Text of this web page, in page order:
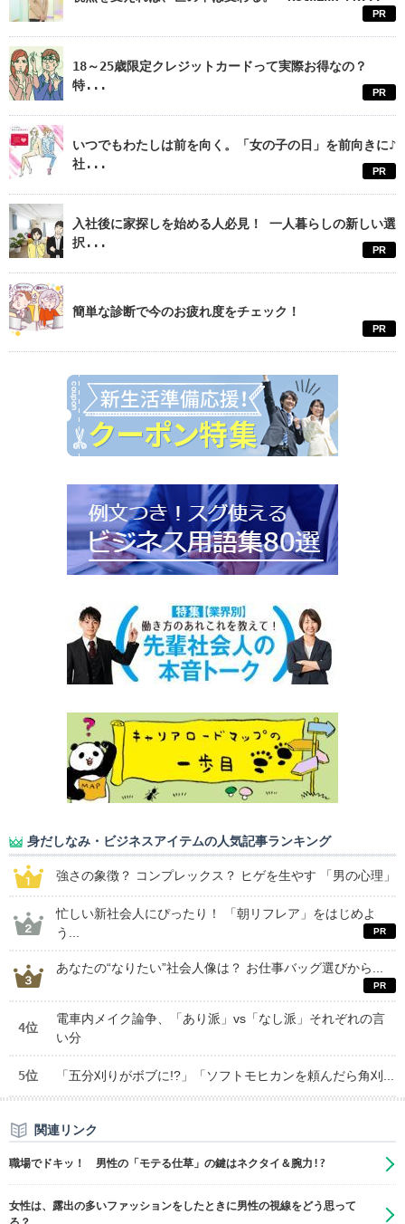
PR
18～25歳限定クレジットカードって実際お得なの？
特...
PR
いつでもわたしは前を向く。「女の子の日」を前向きに♪
社...
PR
入社後に家探しを始める人必見！ 一人暮らしの新しい選
択...
PR
簡単な診断で今のお疲れ度をチェック！
PR
身だしなみ・ビジネスアイテムの人気記事ランキング
強さの象徴？ コンプレックス？ ヒゲを生やす 「男の心理」
忙しい新社会人にぴったり！ 「朝リフレア」をはじめよ
う...
あなたの“なりたい”社会人像は？ お仕事バッグ選びから...
4位
電車内メイク論争、「あり派」vs「なし派」それぞれの言
い分
5位 「五分刈りがボブに!?」「ソフトモヒカンを頼んだら角刈...
関連リンク
職場でドキッ！ 男性の「モテる仕草」の鍵はネクタイ＆腕力!?
女性は、露出の多いファッションをしたときに男性の視線をどう思って